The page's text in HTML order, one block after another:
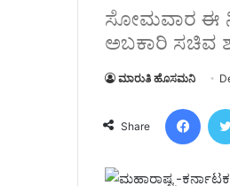
ಸೋಮವಾರ ಈ
ಅಬಕಾರಿ ಸಚಿವ
ಮಾರುತಿ ಹೊಸಮನಿ
Share